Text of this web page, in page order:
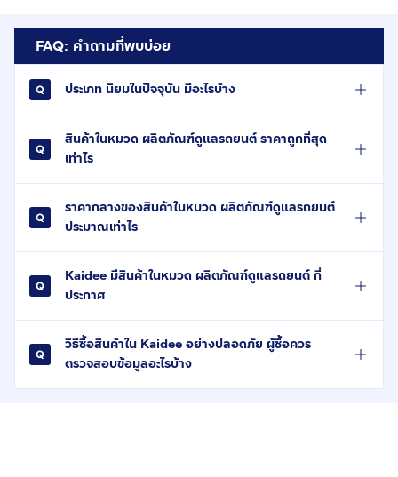
FAQ: คำถามที่พบบ่อย
ประเภท นิยมในปัจจุบัน มีอะไรบ้าง
สินค้าในหมวด ผลิตภัณฑ์ดูแลรถยนต์ ราคาถูกที่สุด
เท่าไร
ราคากลางของสินค้าในหมวด ผลิตภัณฑ์ดูแลรถยนต์
ประมาณเท่าไร
Kaidee มีสินค้าในหมวด ผลิตภัณฑ์ดูแลรถยนต์ กี่
ประกาศ
วิธีซื้อสินค้าใน Kaidee อย่างปลอดภัย ผู้ซื้อควร
ตรวจสอบข้อมูลอะไรบ้าง